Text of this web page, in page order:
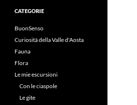
CATEGORIE
BuonSenso
Curiosità della Valle d'Aosta
Fauna
Flora
Le mie escursioni
Con le ciaspole
Le gite